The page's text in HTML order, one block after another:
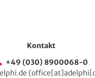
Kontakt
+49 (030) 8900068-0
.de